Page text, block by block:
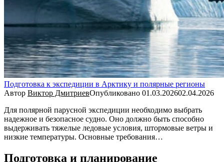
Подготовка к экспедиции в Арктику и полярные регионы
Автор Виктор ДмитриевОпубликовано 01.03.202602.04.2026
Для полярной парусной экспедиции необходимо выбрать
надежное и безопасное судно. Оно должно быть способно
выдерживать тяжелые ледовые условия, штормовые ветры и
низкие температуры. Основные требования…
Подготовка и планирование